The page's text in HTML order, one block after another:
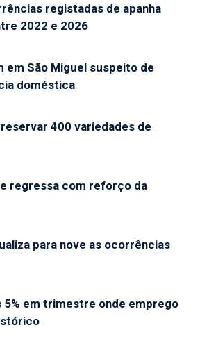
registadas de apanha
2022 e 2026
em São Miguel suspeito de
doméstica
400 variedades de
regressa com reforço da
para nove as ocorrências
5% em trimestre onde emprego